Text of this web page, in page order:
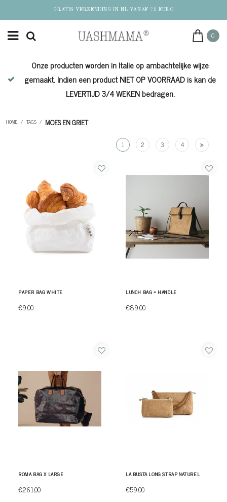
GRATIS VERZENDING IN NL VANAF 75 EURO
0
Onze producten worden in Italie op ambachtelijke wijze
gemaakt. Indien een product NIET OP VOORRAAD is kan de
LEVERTIJD 3/4 WEKEN bedragen.
HOME / TAGS / MOES EN GRIET
1 2 3 4
PAPER BAG WHITE
€9,00
LUNCH BAG + HANDLE
€89,00
ROMA BAG X LARGE
€261,00
LA BUSTA LONG STRAP NATUREL
€59,00